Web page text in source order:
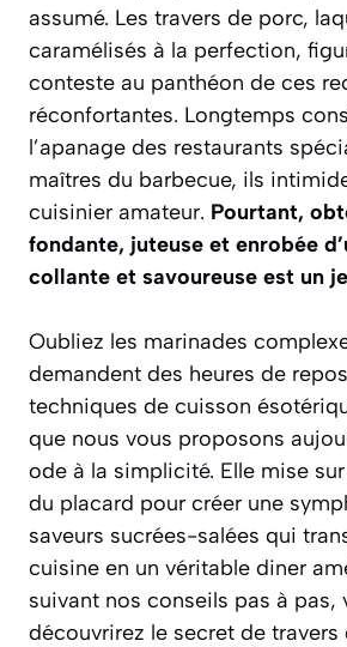
assumé. Les travers de porc,
caramélisés à la perfection,
conteste au panthéon de ces
réconfortantes. Longtemps
l’apanage des restaurants
maîtres du barbecue, ils
cuisinier amateur. Pourtant,
fondante, juteuse et enrobée
collante et savoureuse est un
Oubliez les marinades
demandent des heures de
techniques de cuisson
que nous vous proposons
ode à la simplicité. Elle mise
du placard pour créer une
saveurs sucrées-salées qui
cuisine en un véritable diner
suivant nos conseils pas à pas,
découvrirez le secret de travers